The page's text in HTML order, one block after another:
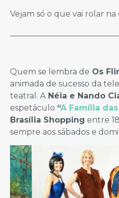
Vejam só o que vai rolar na
Quem se lembra de Os
animada de sucesso da
teatral. A Néia e Nando
espetáculo “A Família
Brasília Shopping entre
sempre aos sábados e